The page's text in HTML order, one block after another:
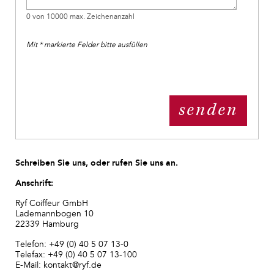
0 von 10000 max. Zeichenanzahl
Mit * markierte Felder bitte ausfüllen
Schreiben Sie uns, oder rufen Sie uns an.
Anschrift:
Ryf Coiffeur GmbH
Lademannbogen 10
22339 Hamburg
Telefon: +49 (0) 40 5 07 13-0
Telefax: +49 (0) 40 5 07 13-100
E-Mail: kontakt@ryf.de